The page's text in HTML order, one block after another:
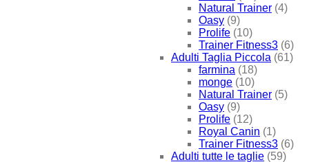
Natural Trainer (4)
Oasy (9)
Prolife (10)
Trainer Fitness3 (6)
Adulti Taglia Piccola (61)
farmina (18)
monge (10)
Natural Trainer (5)
Oasy (9)
Prolife (12)
Royal Canin (1)
Trainer Fitness3 (6)
Adulti tutte le taglie (59)